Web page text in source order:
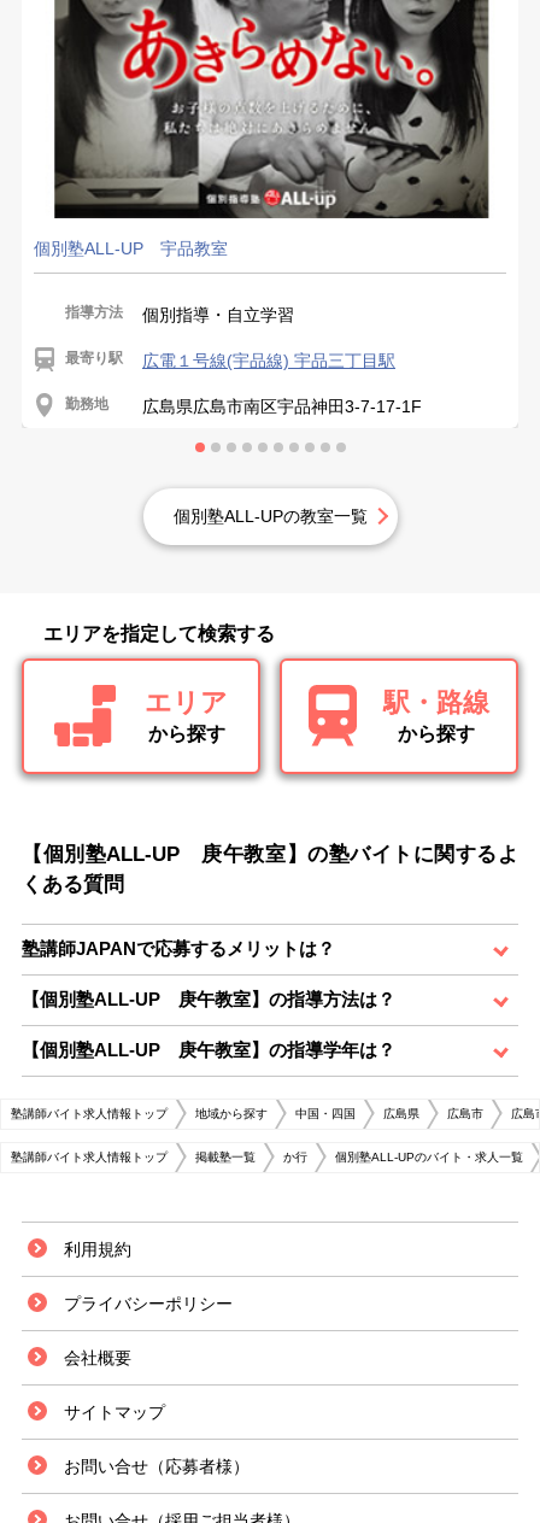
個別塾ALL-UP 宇品教室
指導方法 個別指導・自立学習
最寄り駅 広電１号線(宇品線) 宇品三丁目駅
勤務地 広島県広島市南区宇品神田3-7-17-1F
個別塾ALL-UPの教室一覧
エリアを指定して検索する
エリア
から探す
駅・路線
から探す
【個別塾ALL-UP 庚午教室】の塾バイトに関するよ
くある質問
塾講師JAPANで応募するメリットは？
【個別塾ALL-UP 庚午教室】の指導方法は？
【個別塾ALL-UP 庚午教室】の指導学年は？
塾講師バイト求人情報トップ 地域から探す 中国・四国 広島県 広島市 広島
塾講師バイト求人情報トップ 掲載塾一覧 か行 個別塾ALL-UPのバイト・求人一覧
利用規約
プライバシーポリシー
会社概要
サイトマップ
お問い合せ（応募者様）